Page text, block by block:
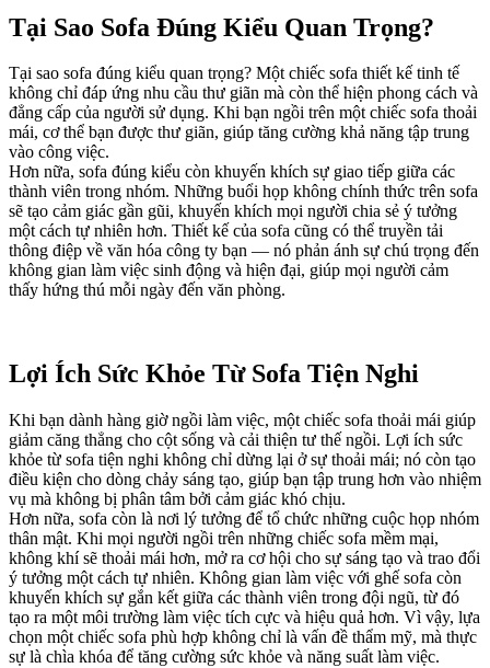
Tại Sao Sofa Đúng Kiểu Quan Trọng?
Tại sao sofa đúng kiểu quan trọng? Một chiếc sofa thiết kế tinh tế
không chỉ đáp ứng nhu cầu thư giãn mà còn thể hiện phong cách và
đẳng cấp của người sử dụng. Khi bạn ngồi trên một chiếc sofa thoải
mái, cơ thể bạn được thư giãn, giúp tăng cường khả năng tập trung
vào công việc.
Hơn nữa, sofa đúng kiểu còn khuyến khích sự giao tiếp giữa các
thành viên trong nhóm. Những buổi họp không chính thức trên sofa
sẽ tạo cảm giác gần gũi, khuyến khích mọi người chia sẻ ý tưởng
một cách tự nhiên hơn. Thiết kế của sofa cũng có thể truyền tải
thông điệp về văn hóa công ty bạn — nó phản ánh sự chú trọng đến
không gian làm việc sinh động và hiện đại, giúp mọi người cảm
thấy hứng thú mỗi ngày đến văn phòng.
Lợi Ích Sức Khỏe Từ Sofa Tiện Nghi
Khi bạn dành hàng giờ ngồi làm việc, một chiếc sofa thoải mái giúp
giảm căng thẳng cho cột sống và cải thiện tư thế ngồi. Lợi ích sức
khỏe từ sofa tiện nghi không chỉ dừng lại ở sự thoải mái; nó còn tạo
điều kiện cho dòng chảy sáng tạo, giúp bạn tập trung hơn vào nhiệm
vụ mà không bị phân tâm bởi cảm giác khó chịu.
Hơn nữa, sofa còn là nơi lý tưởng để tổ chức những cuộc họp nhóm
thân mật. Khi mọi người ngồi trên những chiếc sofa mềm mại,
không khí sẽ thoải mái hơn, mở ra cơ hội cho sự sáng tạo và trao đổi
ý tưởng một cách tự nhiên. Không gian làm việc với ghế sofa còn
khuyến khích sự gắn kết giữa các thành viên trong đội ngũ, từ đó
tạo ra một môi trường làm việc tích cực và hiệu quả hơn. Vì vậy, lựa
chọn một chiếc sofa phù hợp không chỉ là vấn đề thẩm mỹ, mà thực
sự là chìa khóa để tăng cường sức khỏe và năng suất làm việc.